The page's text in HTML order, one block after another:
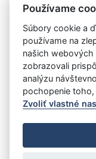
1Aktuálna
stránka
1
2 3 4
Úrad vlády SR
-
Prehlásenie o
Nastavenia cookies
Používame
Súbory cookie a
používame na
našich webových
zobrazovali
analýzu
pochopenie
Zvoliť vlastné